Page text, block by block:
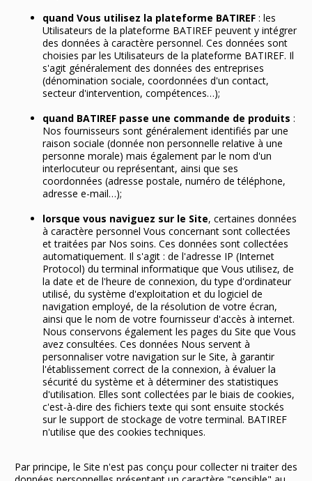
quand Vous utilisez la plateforme BATIREF : les
Utilisateurs de la plateforme BATIREF peuvent y intégrer
des données à caractère personnel. Ces données sont
choisies par les Utilisateurs de la plateforme BATIREF. Il
s'agit généralement des données des entreprises
(dénomination sociale, coordonnées d'un contact,
secteur d'intervention, compétences…);
quand BATIREF passe une commande de produits :
Nos fournisseurs sont généralement identifiés par une
raison sociale (donnée non personnelle relative à une
personne morale) mais également par le nom d'un
interlocuteur ou représentant, ainsi que ses
coordonnées (adresse postale, numéro de téléphone,
adresse e-mail…);
lorsque vous naviguez sur le Site, certaines données
à caractère personnel Vous concernant sont collectées
et traitées par Nos soins. Ces données sont collectées
automatiquement. Il s'agit : de l'adresse IP (Internet
Protocol) du terminal informatique que Vous utilisez, de
la date et de l'heure de connexion, du type d'ordinateur
utilisé, du système d'exploitation et du logiciel de
navigation employé, de la résolution de votre écran,
ainsi que le nom de votre fournisseur d'accès à internet.
Nous conservons également les pages du Site que Vous
avez consultées. Ces données Nous servent à
personnaliser votre navigation sur le Site, à garantir
l'établissement correct de la connexion, à évaluer la
sécurité du système et à déterminer des statistiques
d'utilisation. Elles sont collectées par le biais de cookies,
c'est-à-dire des fichiers texte qui sont ensuite stockés
sur le support de stockage de votre terminal. BATIREF
n'utilise que des cookies techniques.
Par principe, le Site n'est pas conçu pour collecter ni traiter des